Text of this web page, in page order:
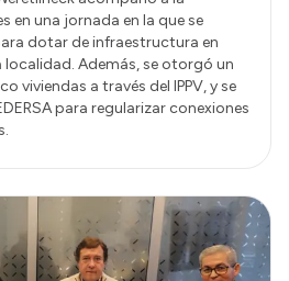
en una jornada en la que se
dotar de infraestructura en
localidad. Además, se otorgó un
viviendas a través del IPPV, y se
para regularizar conexiones